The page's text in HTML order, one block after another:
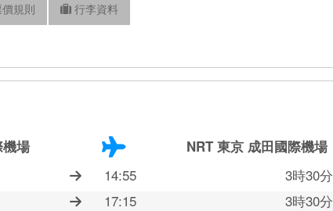
規則 行李資料
場 NRT 東京 成田國際機場
14:55 3時30分
17:15 3時30分